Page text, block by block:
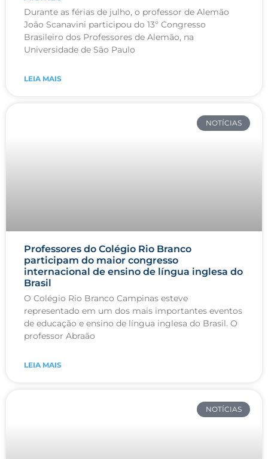
Durante as férias de julho, o professor de Alemão
João Scanavini participou do 13º Congresso
Brasileiro dos Professores de Alemão, na
Universidade de São Paulo
LEIA MAIS
NOTÍCIAS
Professores do Colégio Rio Branco
participam do maior congresso
internacional de ensino de língua inglesa do
Brasil
O Colégio Rio Branco Campinas esteve
representado em um dos mais importantes eventos
de educação e ensino de língua inglesa do Brasil. O
professor Abraão
LEIA MAIS
NOTÍCIAS